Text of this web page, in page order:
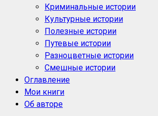
Криминальные истории
Культурные истории
Полезные истории
Путевые истории
Разноцветные истории
Смешные истории
Оглавление
Мои книги
Об авторе